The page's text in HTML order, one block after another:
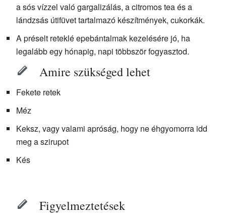
a sós vízzel való gargalizálás, a citromos tea és a
lándzsás útifüvet tartalmazó készítmények, cukorkák.
A préselt reteklé epebántalmak kezelésére jó, ha
legalább egy hónapig, napi többször fogyasztod.
Amire szükséged lehet
Fekete retek
Méz
Keksz, vagy valami apróság, hogy ne éhgyomorra idd
meg a szirupot
Kés
Figyelmeztetések